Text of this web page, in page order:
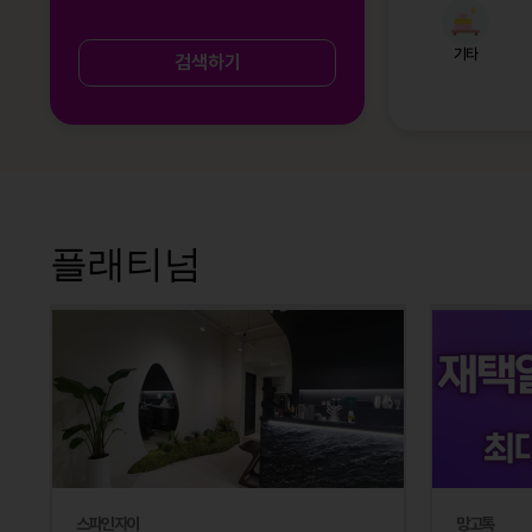
검색하기 기타
플래티넘
스파인자이 망고톡